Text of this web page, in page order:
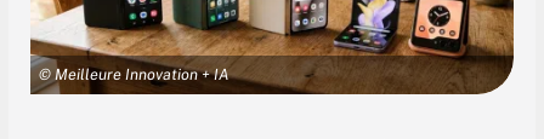
© Meilleure Innovation + IA